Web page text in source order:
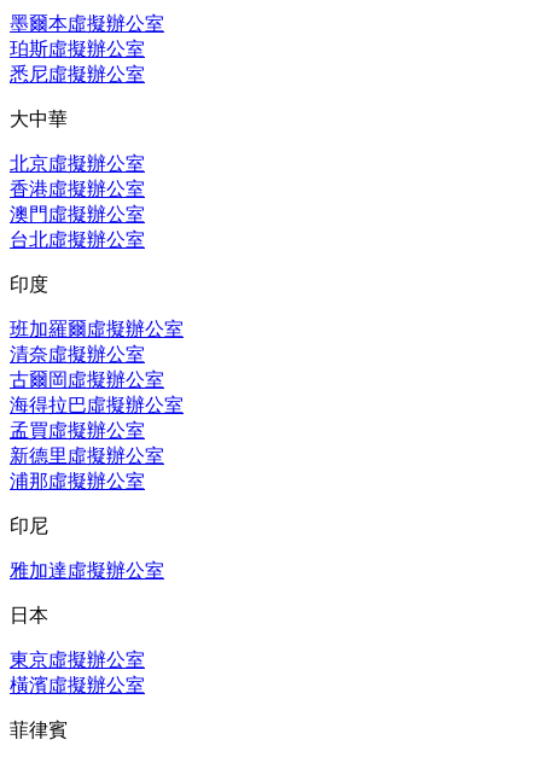
墨爾本虛擬辦公室
珀斯虛擬辦公室
悉尼虛擬辦公室
大中華
北京虛擬辦公室
香港虛擬辦公室
澳門虛擬辦公室
台北虛擬辦公室
印度
班加羅爾虛擬辦公室
清奈虛擬辦公室
古爾岡虛擬辦公室
海得拉巴虛擬辦公室
孟買虛擬辦公室
新德里虛擬辦公室
浦那虛擬辦公室
印尼
雅加達虛擬辦公室
日本
東京虛擬辦公室
橫濱虛擬辦公室
菲律賓